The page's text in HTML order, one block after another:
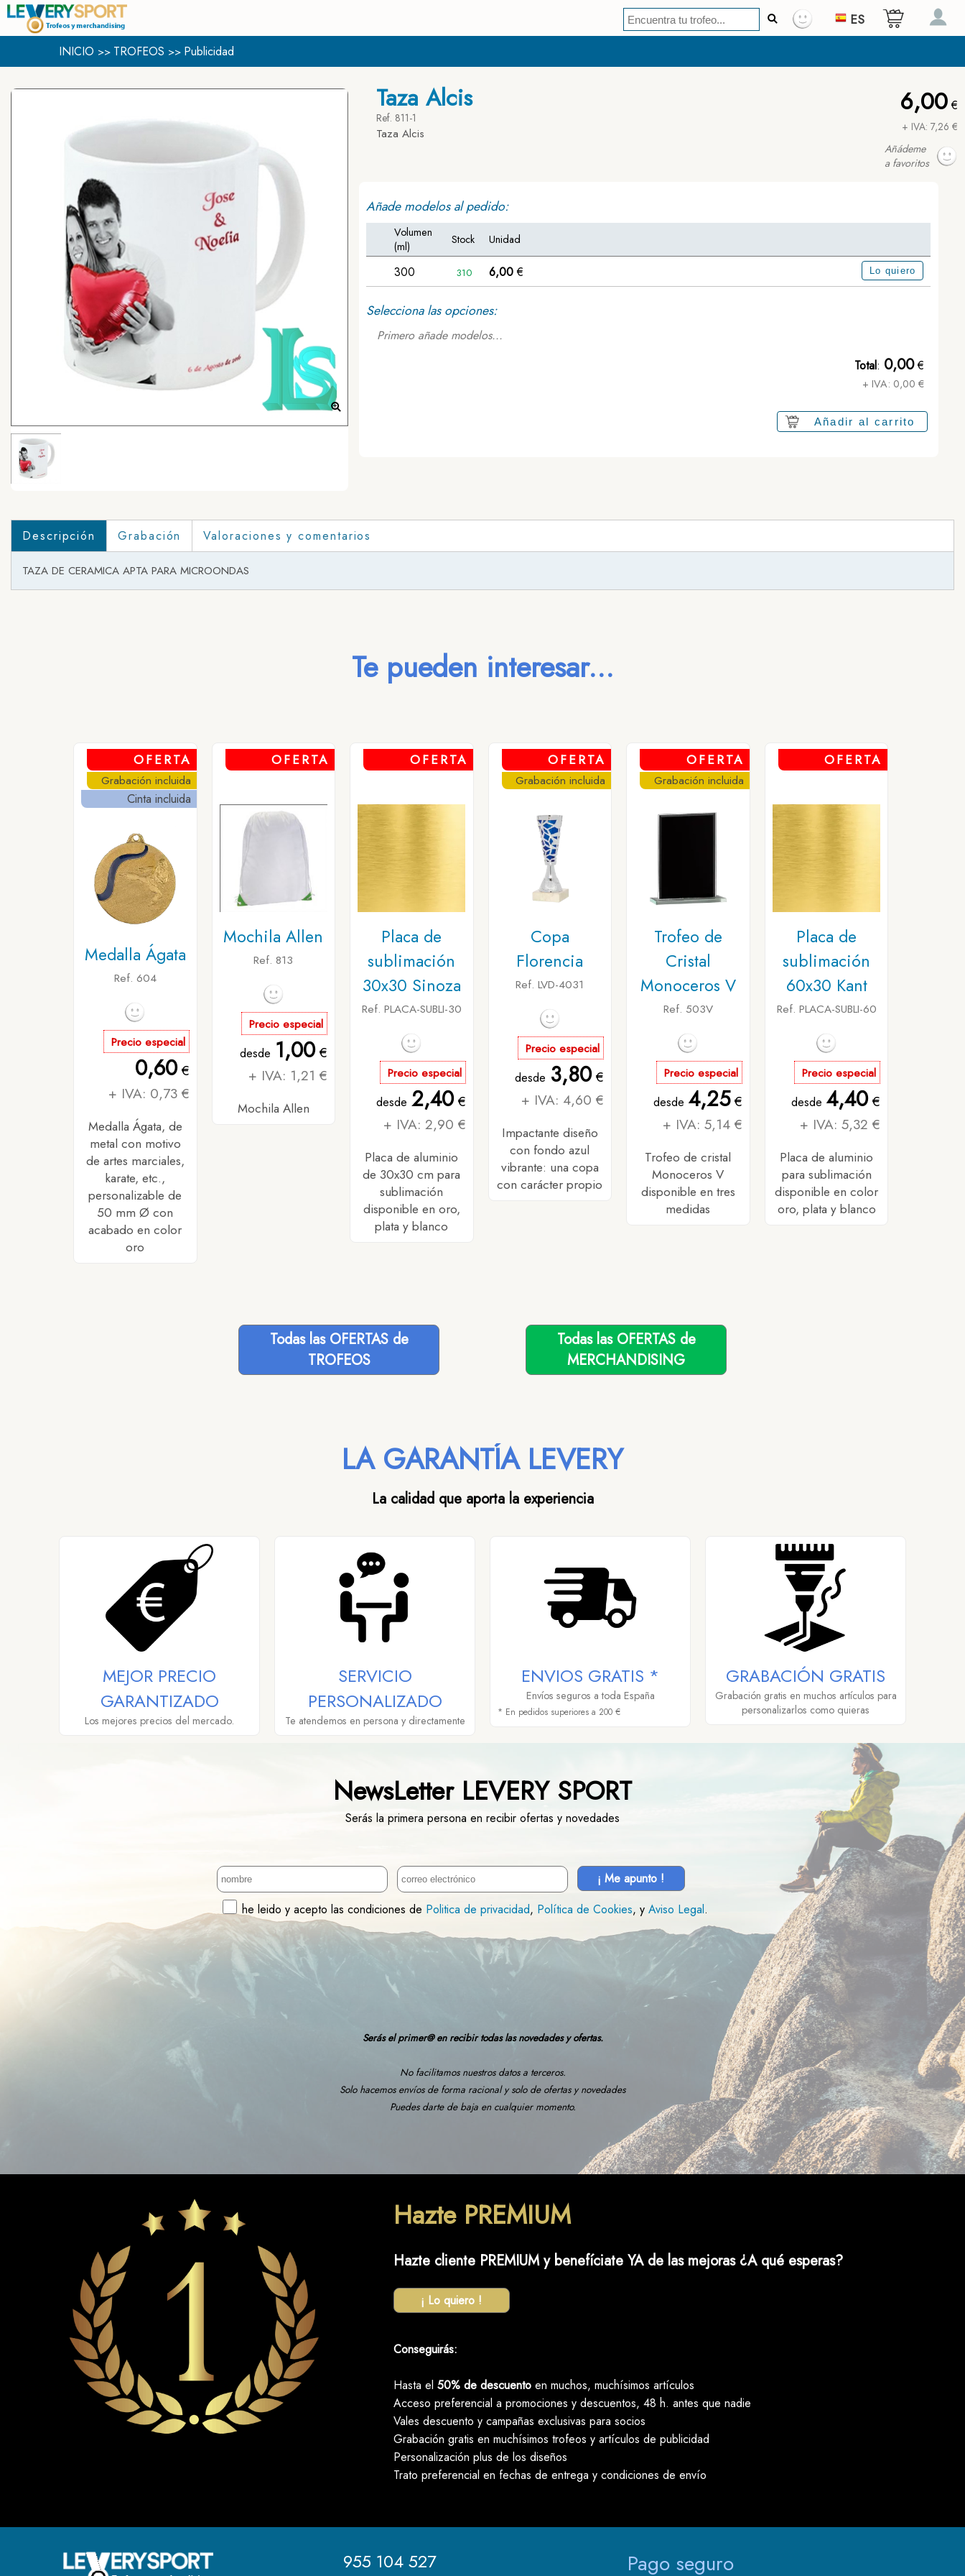
ES
INICIO >> TROFEOS >> Publicidad
Taza Alcis
Ref. 811-1
Taza Alcis
6,00€
+ IVA: 7,26 €
Añádeme
a favoritos
Añade modelos al pedido:
Volumen
(ml)
Stock Unidad
300 310 6,00€ Lo quiero
Selecciona las opciones:
Primero añade modelos...
Total: 0,00€
+ IVA: 0,00 €
Añadir al carrito
Descripción Grabación Valoraciones y comentarios
TAZA DE CERAMICA APTA PARA MICROONDAS
Te pueden interesar...
OFERTA
Grabación incluida
Cinta incluida
Medalla Ágata
Ref. 604
Precio especial
0,60€
+ IVA: 0,73 €
Medalla Ágata, de
metal con motivo
de artes marciales,
karate, etc.,
personalizable de
50 mm Ø con
acabado en color
oro
OFERTA
Mochila Allen
Ref. 813
Precio especial
desde 1,00€
+ IVA: 1,21 €
Mochila Allen
OFERTA
Placa de
sublimación
30x30 Sinoza
Ref. PLACA-SUBLI-30
Precio especial
desde 2,40€
+ IVA: 2,90 €
Placa de aluminio
de 30x30 cm para
sublimación
disponible en oro,
plata y blanco
OFERTA
Grabación incluida
Copa
Florencia
Ref. LVD-4031
Precio especial
desde 3,80€
+ IVA: 4,60 €
Impactante diseño
con fondo azul
vibrante: una copa
con carácter propio
OFERTA
Grabación incluida
Trofeo de
Cristal
Monoceros V
Ref. 503V
Precio especial
desde 4,25€
+ IVA: 5,14 €
Trofeo de cristal
Monoceros V
disponible en tres
medidas
OFERTA
Placa de
sublimación
60x30 Kant
Ref. PLACA-SUBLI-60
Precio especial
desde 4,40€
+ IVA: 5,32 €
Placa de aluminio
para sublimación
disponible en color
oro, plata y blanco
Todas las OFERTAS de
TROFEOS
Todas las OFERTAS de
MERCHANDISING
LA GARANTÍA LEVERY
La calidad que aporta la experiencia
MEJOR PRECIO
GARANTIZADO
Los mejores precios del mercado.
SERVICIO
PERSONALIZADO
Te atendemos en persona y directamente
ENVIOS GRATIS *
Envíos seguros a toda España
* En pedidos superiores a 200 €
GRABACIÓN GRATIS
Grabación gratis en muchos artículos para
personalizarlos como quieras
NewsLetter LEVERY SPORT
Serás la primera persona en recibir ofertas y novedades
¡ Me apunto !
he leido y acepto las condiciones de Politica de privacidad, Política de Cookies, y Aviso Legal.
Serás el primer@ en recibir todas las novedades y ofertas.
No facilitamos nuestros datos a terceros.
Solo hacemos envíos de forma racional y solo de ofertas y novedades
Puedes darte de baja en cualquier momento.
Hazte PREMIUM
Hazte cliente PREMIUM y benefíciate YA de las mejoras ¿A qué esperas?
¡ Lo quiero !
Conseguirás:
Hasta el 50% de descuentoen muchos, muchísimos artículos
Acceso preferencial a promociones y descuentos, 48 h. antes que nadie
Vales descuento y campañas exclusivas para socios
Grabación gratis en muchísimos trofeos y artículos de publicidad
Personalización plus de los diseños
Trato preferencial en fechas de entrega y condiciones de envío
955 104 527
Pago seguro